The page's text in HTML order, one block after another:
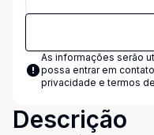
As informações serão
possa entrar em
privacidade e termos
Descrição